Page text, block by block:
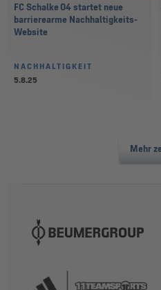
FC Schalke 04 startet neue
barrierearme Nachhaltigkeits-
Website
NACHHALTIGKEIT
5.8.25
Mehr